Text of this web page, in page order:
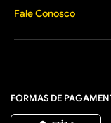
Segurança e Privacidade
Formas de Pagamento
Política Comercial de
Retire na Loja
Fale Conosco
FORMAS DE